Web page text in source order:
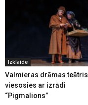
Izklaide
Valmieras drāmas teātris
viesosies ar izrādi
“Pigmalions”